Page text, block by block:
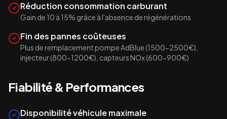
Réduction consommation carburant
Gain de 10 à 15% grâce à l'absence de régénérations
Fin des pannes coûteuses
Plus de remplacement pompe AdBlue (1500-2500€),
injecteur (800-1200€), capteurs NOx (600-900€)
Fiabilité & Performances
Disponibilité véhicule maximale